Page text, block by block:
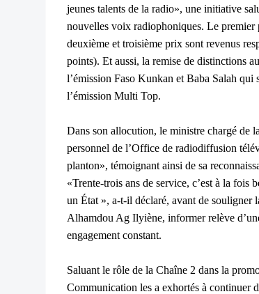
jeunes talents de la radio», une initiative
nouvelles voix radiophoniques. Le
deuxième et troisième prix sont revenus
points). Et aussi, la remise de distinctions
l’émission Faso Kunkan et Baba Salah qui
l’émission Multi Top.
Dans son allocution, le ministre chargé de
personnel de l’Office de radiodiffusion
planton», témoignant ainsi de sa
«Trente-trois ans de service, c’est à la fois
un État », a-t-il déclaré, avant de souligner
Alhamdou Ag Ilyiène, informer relève
engagement constant.
Saluant le rôle de la Chaîne 2 dans la
Communication les a exhortés à continuer